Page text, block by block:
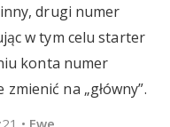
drugi numer
w tym celu starter
konta numer
na „główny”.
• Ewe